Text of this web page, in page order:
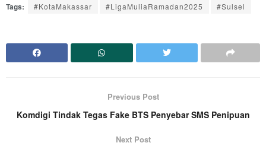
Tags: #KotaMakassar #LigaMuliaRamadan2025 #Sulsel
Previous Post
Komdigi Tindak Tegas Fake BTS Penyebar SMS Penipuan
Next Post